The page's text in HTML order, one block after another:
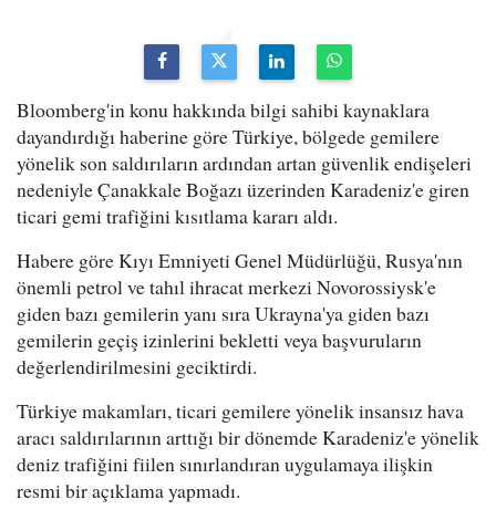
Bloomberg'in konu hakkında bilgi sahibi kaynaklara
dayandırdığı haberine göre Türkiye, bölgede gemilere
yönelik son saldırıların ardından artan güvenlik endişeleri
nedeniyle Çanakkale Boğazı üzerinden Karadeniz'e giren
ticari gemi trafiğini kısıtlama kararı aldı.
Habere göre Kıyı Emniyeti Genel Müdürlüğü, Rusya'nın
önemli petrol ve tahıl ihracat merkezi Novorossiysk'e
giden bazı gemilerin yanı sıra Ukrayna'ya giden bazı
gemilerin geçiş izinlerini bekletti veya başvuruların
değerlendirilmesini geciktirdi.
Türkiye makamları, ticari gemilere yönelik insansız hava
aracı saldırılarının arttığı bir dönemde Karadeniz'e yönelik
deniz trafiğini fiilen sınırlandıran uygulamaya ilişkin
resmi bir açıklama yapmadı.